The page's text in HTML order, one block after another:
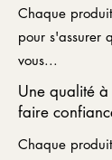
Chaque
pour s'assurer
vous...
Une qualité
faire
Chaque